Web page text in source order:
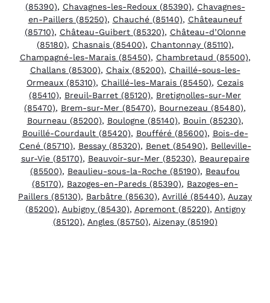
(85390), Chavagnes-les-Redoux (85390), Chavagnes-
en-Paillers (85250), Chauché (85140), Châteauneuf
(85710), Château-Guibert (85320), Château-d’Olonne
(85180), Chasnais (85400), Chantonnay (85110),
Champagné-les-Marais (85450), Chambretaud (85500),
Challans (85300), Chaix (85200), Chaillé-sous-les-
Ormeaux (85310), Chaillé-les-Marais (85450), Cezais
(85410), Breuil-Barret (85120), Bretignolles-sur-Mer
(85470), Brem-sur-Mer (85470), Bournezeau (85480),
Bourneau (85200), Boulogne (85140), Bouin (85230),
Bouillé-Courdault (85420), Boufféré (85600), Bois-de-
Cené (85710), Bessay (85320), Benet (85490), Belleville-
sur-Vie (85170), Beauvoir-sur-Mer (85230), Beaurepaire
(85500), Beaulieu-sous-la-Roche (85190), Beaufou
(85170), Bazoges-en-Pareds (85390), Bazoges-en-
Paillers (85130), Barbâtre (85630), Avrillé (85440), Auzay
(85200), Aubigny (85430), Apremont (85220), Antigny
(85120), Angles (85750), Aizenay (85190)